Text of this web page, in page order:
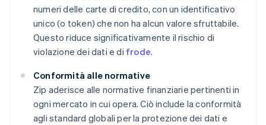
numeri delle carte di credito, con un identificativo
unico (o token) che non ha alcun valore sfruttabile.
Questo riduce significativamente il rischio di
violazione dei dati e di frode.
Conformità alle normative
Zip aderisce alle normative finanziarie pertinenti in
ogni mercato in cui opera. Ciò include la conformità
agli standard globali per la protezione dei dati e